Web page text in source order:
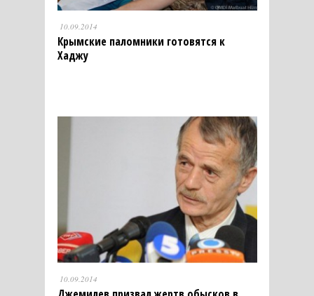
10.09.2014
Крымские паломники готовятся к
Хаджу
10.09.2014